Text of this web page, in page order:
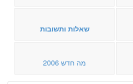
שאלות ותשובות
מה חדש 2006